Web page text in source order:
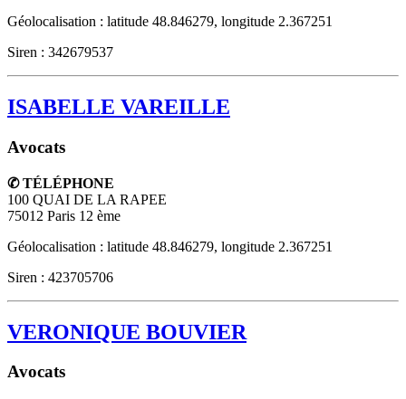
Géolocalisation : latitude 48.846279, longitude 2.367251
Siren : 342679537
ISABELLE VAREILLE
Avocats
✆ TÉLÉPHONE
100 QUAI DE LA RAPEE
75012 Paris 12 ème
Géolocalisation : latitude 48.846279, longitude 2.367251
Siren : 423705706
VERONIQUE BOUVIER
Avocats